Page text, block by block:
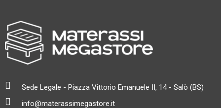
Sede Legale - Piazza Vittorio Emanuele II, 14 - Salò (BS)
info@materassimegastore.it